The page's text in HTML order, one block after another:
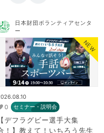
日本財団ボランティアセンタ
ー
NEW
0 セミナー・説明会
【デフラグビー選手大集
！】教えて！いちろう先生